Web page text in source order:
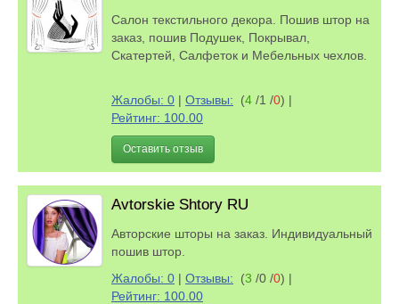
Салон текстильного декора. Пошив штор на
заказ, пошив Подушек, Покрывал,
Скатертей, Салфеток и Мебельных чехлов.
Жалобы: 0 | Отзывы: (4 /1 /0) |
Рейтинг: 100.00
Оставить отзыв
Avtorskie Shtory RU
Авторские шторы на заказ. Индивидуальный
пошив штор.
Жалобы: 0 | Отзывы: (3 /0 /0) |
Рейтинг: 100.00